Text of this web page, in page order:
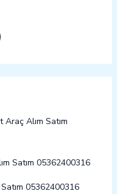
Alım Satım
Satım 05362400316
05362400316